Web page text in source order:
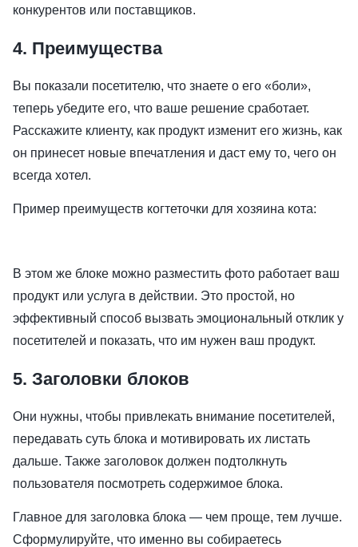
конкурентов или поставщиков.
4. Преимущества
Вы показали посетителю, что знаете о его «боли»,
теперь убедите его, что ваше решение сработает.
Расскажите клиенту, как продукт изменит его жизнь, как
он принесет новые впечатления и даст ему то, чего он
всегда хотел.
Пример преимуществ когтеточки для хозяина кота:
В этом же блоке можно разместить фото работает ваш
продукт или услуга в действии. Это простой, но
эффективный способ вызвать эмоциональный отклик у
посетителей и показать, что им нужен ваш продукт.
5. Заголовки блоков
Они нужны, чтобы привлекать внимание посетителей,
передавать суть блока и мотивировать их листать
дальше. Также заголовок должен подтолкнуть
пользователя посмотреть содержимое блока.
Главное для заголовка блока — чем проще, тем лучше.
Сформулируйте, что именно вы собираетесь